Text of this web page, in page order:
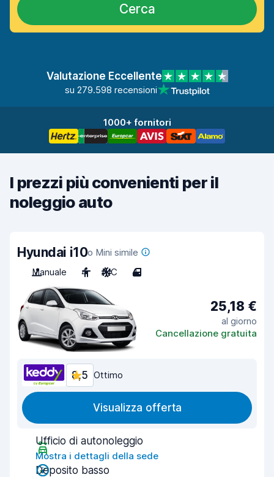
Cerca
Valutazione Eccellente
su 279.598 recensioni
1000+ fornitori
I prezzi più convenienti per il
noleggio auto
Hyundai i10o Mini simile
Manuale
4 A/C 4
25,18 €
al giorno
Cancellazione gratuita
8,5 Ottimo
Visualizza offerta
Ufficio di autonoleggio
Mostra i dettagli della sede
Deposito basso